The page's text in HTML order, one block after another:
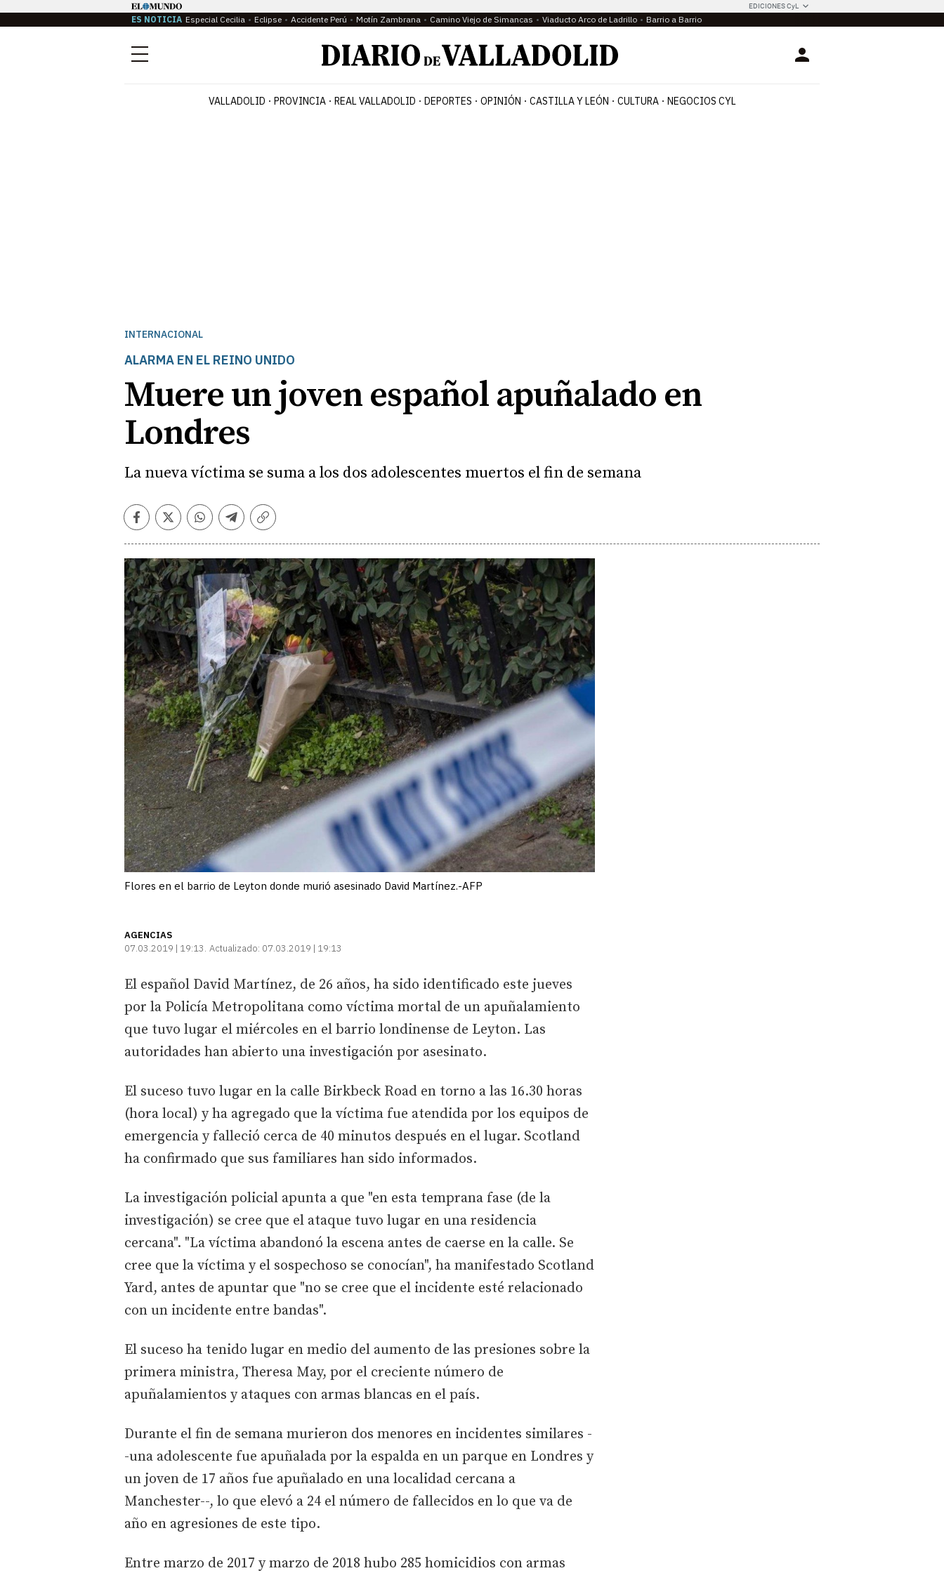
EDICIONES CyL
ES NOTICIA Especial Cecilia Eclipse Accidente Perú Motín Zambrana Camino Viejo de Simancas Viaducto Arco de Ladrillo Barrio a Barrio
Menú Login
VALLADOLID PROVINCIA REAL VALLADOLID DEPORTES OPINIÓN CASTILLA Y LEÓN CULTURA NEGOCIOS CYL
INTERNACIONAL
ALARMA EN EL REINO UNIDO
Muere un joven español apuñalado en
Londres
La nueva víctima se suma a los dos adolescentes muertos el fin de semana
Facebook
TwitterWhatsapp
Telegram
Copiar
Flores en el barrio de Leyton donde murió asesinado David Martínez.-AFP
AGENCIAS
07.03.2019 | 19:13 Actualizado: 07.03.2019 | 19:13
El español David Martínez, de 26 años, ha sido identificado este jueves
por la Policía Metropolitana como víctima mortal de un apuñalamiento
que tuvo lugar el miércoles en el barrio londinense de Leyton. Las
autoridades han abierto una investigación por asesinato.
El suceso tuvo lugar en la calle Birkbeck Road en torno a las 16.30 horas
(hora local) y ha agregado que la víctima fue atendida por los equipos de
emergencia y falleció cerca de 40 minutos después en el lugar. Scotland
ha confirmado que sus familiares han sido informados.
La investigación policial apunta a que "en esta temprana fase (de la
investigación) se cree que el ataque tuvo lugar en una residencia
cercana". "La víctima abandonó la escena antes de caerse en la calle. Se
cree que la víctima y el sospechoso se conocían", ha manifestado Scotland
Yard, antes de apuntar que "no se cree que el incidente esté relacionado
con un incidente entre bandas".
El suceso ha tenido lugar en medio del aumento de las presiones sobre la
primera ministra, Theresa May, por el creciente número de
apuñalamientos y ataques con armas blancas en el país.
Durante el fin de semana murieron dos menores en incidentes similares -
-una adolescente fue apuñalada por la espalda en un parque en Londres y
un joven de 17 años fue apuñalado en una localidad cercana a
Manchester--, lo que elevó a 24 el número de fallecidos en lo que va de
año en agresiones de este tipo.
Entre marzo de 2017 y marzo de 2018 hubo 285 homicidios con armas